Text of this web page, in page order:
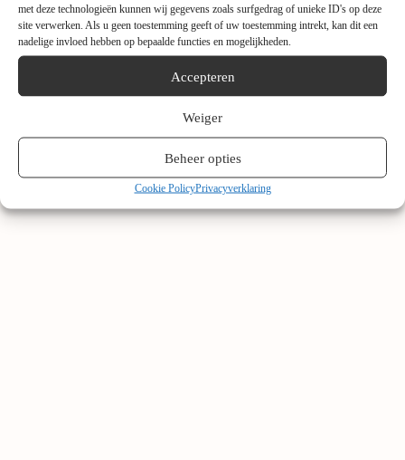
met deze technologieën kunnen wij gegevens zoals surfgedrag of unieke ID's op deze
site verwerken. Als u geen toestemming geeft of uw toestemming intrekt, kan dit een
nadelige invloed hebben op bepaalde functies en mogelijkheden.
Accepteren
Weiger
Beheer opties
Cookie PolicyPrivacyverklaring